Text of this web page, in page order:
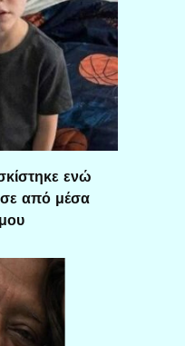
ενώ
από μέσα